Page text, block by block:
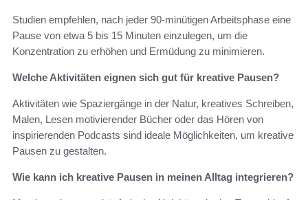
Studien empfehlen, nach jeder 90-minütigen Arbeitsphase eine
Pause von etwa 5 bis 15 Minuten einzulegen, um die
Konzentration zu erhöhen und Ermüdung zu minimieren.
Welche Aktivitäten eignen sich gut für kreative Pausen?
Aktivitäten wie Spaziergänge in der Natur, kreatives Schreiben,
Malen, Lesen motivierender Bücher oder das Hören von
inspirierenden Podcasts sind ideale Möglichkeiten, um kreative
Pausen zu gestalten.
Wie kann ich kreative Pausen in meinen Alltag integrieren?